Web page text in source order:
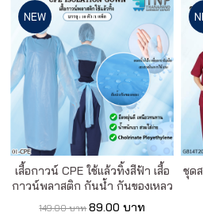
NEW
เสื้อกาวน์ CPE ใช้แล้วทิ้งสีฟ้า เสื้อ
กาวน์พลาสติก กันน้ำ กันของเหลว
149.00 บาท 89.00 บาท
ชุด